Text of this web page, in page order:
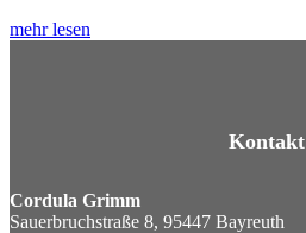
mehr lesen
Kontakt
Cordula Grimm
Sauerbruchstraße 8, 95447 Bayreuth